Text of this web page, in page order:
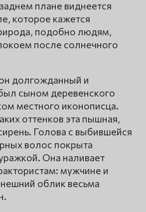
плане виднеется
которое кажется
подобно людям,
после солнечного
долгожданный и
сыном деревенского
местного иконописца.
оттенков эта пышная,
Голова с выбившейся
волос покрыта
Она наливает
мужчине и
облик весьма